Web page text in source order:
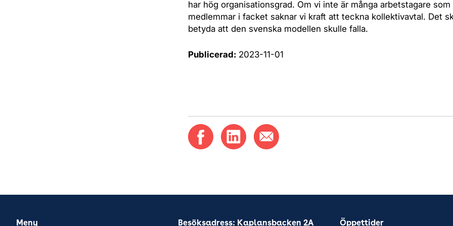
har hög organisationsgrad. Om vi inte är många arbetstagare som
medlemmar i facket saknar vi kraft att teckna kollektivavtal. Det
betyda att den svenska modellen skulle falla.
Publicerad: 2023-11-01
Meny Besöksadress: Kaplansbacken 2A Öppettider